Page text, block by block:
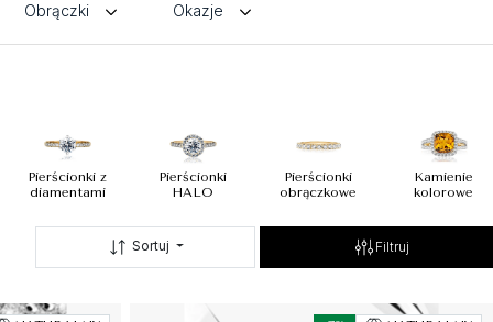
Obrączki Okazje
Pierścionki z
diamentami
Pierścionki
HALO
Pierścionki
obrączkowe
Kamienie
kolorowe
Sortuj Filtruj